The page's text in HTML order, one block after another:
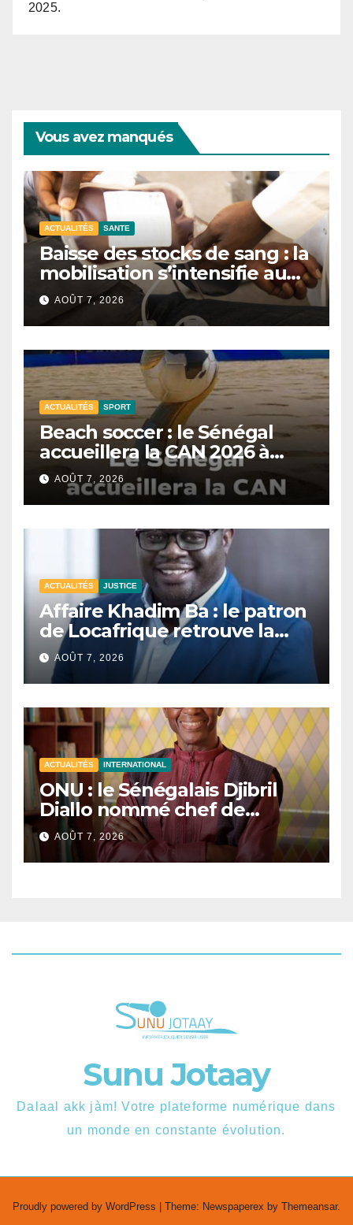
2025.
Vous avez manqués
ACTUALITÉS SANTE
Baisse des stocks de sang : la
mobilisation s’intensifie au
CNTS de Dakar.
AOÛT 7, 2026
ACTUALITÉS SPORT
Beach soccer : le Sénégal
accueillera la CAN 2026 à
Dakar.
AOÛT 7, 2026
ACTUALITÉS JUSTICE
Affaire Khadim Ba : le patron
de Locafrique retrouve la
liberté.
AOÛT 7, 2026
ACTUALITÉS INTERNATIONAL
ONU : le Sénégalais Djibril
Diallo nommé chef de
cabinet du président de la
81e Assemblée générale.
AOÛT 7, 2026
Sunu Jotaay
Dalaal akk jàm! Votre plateforme numérique dans
un monde en constante évolution.
Proudly powered by WordPress Theme: Newspaperex by Themeansar.